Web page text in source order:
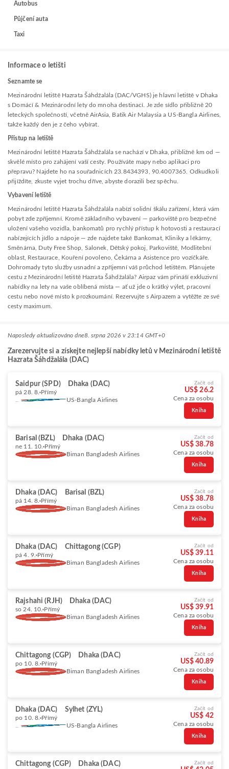
Autobus
Půjčení auta
Taxi
Informace o letišti
Seznamte se
Mezinárodní letiště Hazrata Šáhdžalála (DAC/VGHS) je hlavní letiště v Dhaka
s Domácí & Mezinárodní lety do mnoha destinací. Je zde sídlo přibližně 20
leteckých společností, včetně AirAsia, Batik Air Malaysia a US-Bangla Airlines,
takže každý den je z čeho vybírat.
Přístup na letiště
Mezinárodní letiště Hazrata Šáhdžalála se nachází v Dhaka, přibližně km od —
skvělé místo pro zahájení vaší cesty. Používáte mapy nebo aplikaci pro
přepravu? Najdete ho na souřadnicích 23.8434393, 90.4007365. Odkudkoli
přijíždíte, zkuste vyjet trochu dříve, abyste dorazili bez spěchu.
Vybavení letiště
Mezinárodní letiště Hazrata Šáhdžalála nabízí solidní škálu zařízení, která vám
pobyt zde zpříjemní. Kromě základního vybavení — parkoviště pro bezpečné
uložení vašeho vozidla, bankomatů pro rychlý přístup k hotovosti a restaurací
nabízejících jídlo a nápoje — zde najdete také Bankomat, Kliniky a lékárny,
Směnárna, Duty Free Shop, Salonek, Dětský pokoj, Parkoviště, Modlitební
oblast, Restaurace, Kouření povoleno, Čekárna a Asistence pro vozíčkáře.
Dohromady tyto služby usnadní a zpříjemní váš průchod letištěm. Plánujete
cestu z Mezinárodní letiště Hazrata Šáhdžalála? Airpaz vám přináší exkluzivní
nabídky na lety na vaše oblíbená místa — ať už jde o krátký výlet, pracovní
cestu nebo nové místo k prozkoumání. Rezervujte s Airpazem a vytěžte ze své
cesty maximum.
Naposledy aktualizováno dne8. srpna 2026 v 23:14 GMT+0
Zarezervujte si a získejte nejlepší nabídky letů v Mezinárodní letiště
Hazrata Šáhdžalála (DAC)
Saidpur (SPD) Dhaka (DAC)
pá 28. 8. Přímý
US-Bangla Airlines
Začít od
US$ 26.2
Cena za osobu
Kniha
Barisal (BZL) Dhaka (DAC)
ne 11. 10. Přímý
Biman Bangladesh Airlines
Začít od
US$ 38.78
Cena za osobu
Kniha
Dhaka (DAC) Barisal (BZL)
pá 14. 8. Přímý
Biman Bangladesh Airlines
Začít od
US$ 38.78
Cena za osobu
Kniha
Dhaka (DAC) Chittagong (CGP)
pá 4. 9. Přímý
Biman Bangladesh Airlines
Začít od
US$ 39.11
Cena za osobu
Kniha
Rajshahi (RJH) Dhaka (DAC)
so 24. 10. Přímý
Biman Bangladesh Airlines
Začít od
US$ 39.91
Cena za osobu
Kniha
Chittagong (CGP) Dhaka (DAC)
po 10. 8. Přímý
Biman Bangladesh Airlines
Začít od
US$ 40.89
Cena za osobu
Kniha
Dhaka (DAC) Sylhet (ZYL)
po 10. 8. Přímý
US-Bangla Airlines
Začít od
US$ 42
Cena za osobu
Kniha
Chittagong (CGP) Dhaka (DAC) Začít od